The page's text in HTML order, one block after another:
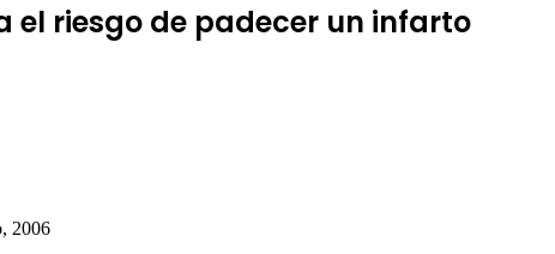
el riesgo de padecer un infarto
2006